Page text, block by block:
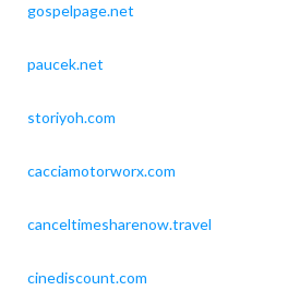
gospelpage.net
paucek.net
storiyoh.com
cacciamotorworx.com
canceltimesharenow.travel
cinediscount.com